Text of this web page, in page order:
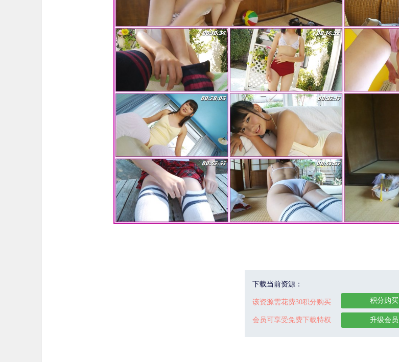
下载当前资源：
该资源需花费30积分购买
会员可享受免费下载特权
积分购买
升级会员